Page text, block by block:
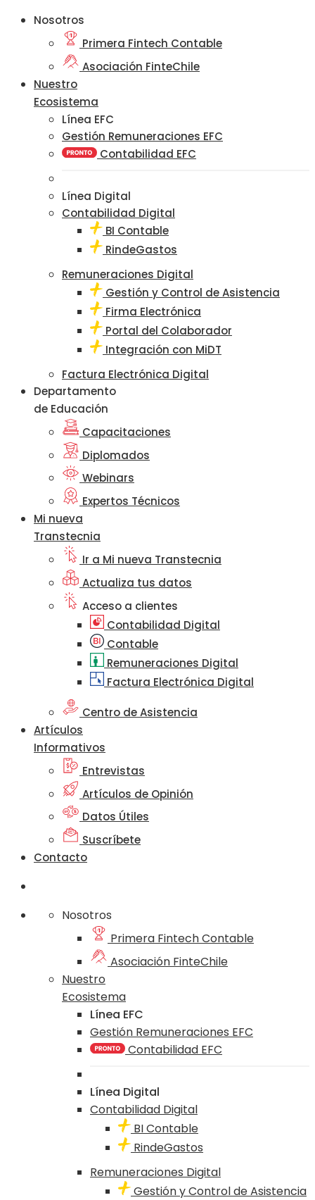
Nosotros
Primera Fintech Contable
Asociación FinteChile
Nuestro
Ecosistema
Línea EFC
Gestión Remuneraciones EFC
Contabilidad EFC
Línea Digital
Contabilidad Digital
BI Contable
RindeGastos
Remuneraciones Digital
Gestión y Control de Asistencia
Firma Electrónica
Portal del Colaborador
Integración con MiDT
Factura Electrónica Digital
Departamento
de Educación
Capacitaciones
Diplomados
Webinars
Expertos Técnicos
Mi nueva
Transtecnia
Ir a Mi nueva Transtecnia
Actualiza tus datos
Acceso a clientes
Contabilidad Digital
Contable
Remuneraciones Digital
Factura Electrónica Digital
Centro de Asistencia
Artículos
Informativos
Entrevistas
Artículos de Opinión
Datos Útiles
Suscríbete
Contacto
Nosotros
Primera Fintech Contable
Asociación FinteChile
Nuestro
Ecosistema
Línea EFC
Gestión Remuneraciones EFC
Contabilidad EFC
Línea Digital
Contabilidad Digital
BI Contable
RindeGastos
Remuneraciones Digital
Gestión y Control de Asistencia